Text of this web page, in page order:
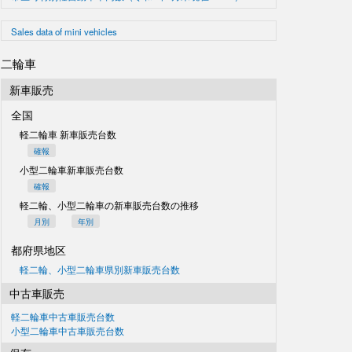
Sales data of mini vehicles
二輪車
新車販売
全国
軽二輪車 新車販売台数
確報
小型二輪車新車販売台数
確報
軽二輪、小型二輪車の新車販売台数の推移
月別 年別
都府県地区
軽二輪、小型二輪車県別新車販売台数
中古車販売
軽二輪車中古車販売台数
小型二輪車中古車販売台数